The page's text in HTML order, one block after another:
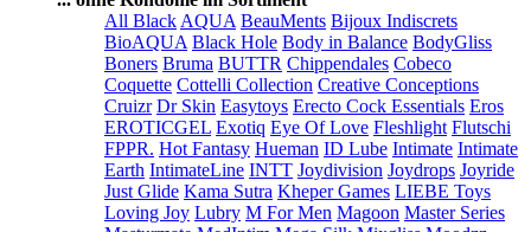
All Black AQUA BeauMents Bijoux Indiscrets
BioAQUA Black Hole Body in Balance BodyGliss
Boners Bruma BUTTR Chippendales Cobeco
Coquette Cottelli Collection Creative Conceptions
Cruizr Dr Skin Easytoys Erecto Cock Essentials Eros
EROTICGEL Exotiq Eye Of Love Fleshlight Flutschi
FPPR. Hot Fantasy Hueman ID Lube Intimate Intimate
Earth IntimateLine INTT Joydivision Joydrops Joyride
Just Glide Kama Sutra Kheper Games LIEBE Toys
Loving Joy Lubry M For Men Magoon Master Series